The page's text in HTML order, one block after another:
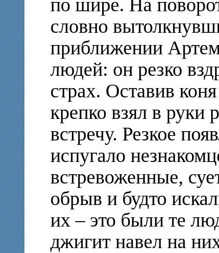
по шире. На
словно
приближении
людей: он резко
страх. Оставив
крепко взял в
встречу. Резкое
испугало
встревоженные,
обрыв и будто
их – это были те
джигит навел на